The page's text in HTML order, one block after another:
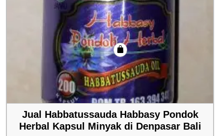
Jual Habbatussauda Habbasy Pondok
Herbal Kapsul Minyak di Denpasar Bali